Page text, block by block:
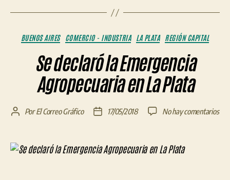
Categorías
BUENOS AIRES COMERCIO - INDUSTRIA LA PLATA REGIÓN CAPITAL
Se declaró la Emergencia
Agropecuaria en La Plata
Autor
entrada
PorEl Correo Gráfico
Fecha
entrada
17/05/2018 No hay comentariosen